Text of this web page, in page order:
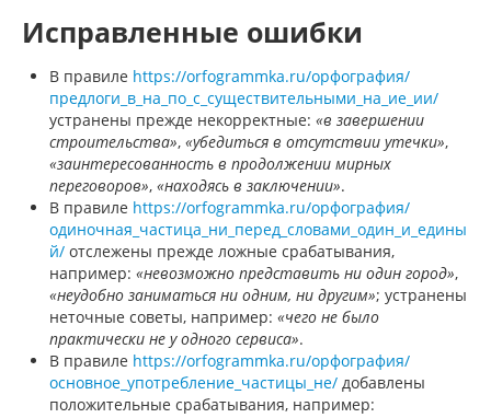
Исправленные ошибки
В правиле https://orfogrammka.ru/орфография/
предлоги_в_на_по_с_существительными_на_ие_ии/
устранены прежде некорректные: «в завершении
строительства», «убедиться в отсутствии утечки»,
«заинтересованность в продолжении мирных
переговоров», «находясь в заключении».
В правиле https://orfogrammka.ru/орфография/
одиночная_частица_ни_перед_словами_один_и_едины
й/ отслежены прежде ложные срабатывания,
например: «невозможно представить ни один город»,
«неудобно заниматься ни одним, ни другим»; устранены
неточные советы, например: «чего не было
практически не у одного сервиса».
В правиле https://orfogrammka.ru/орфография/
основное_употребление_частицы_не/ добавлены
положительные срабатывания, например: